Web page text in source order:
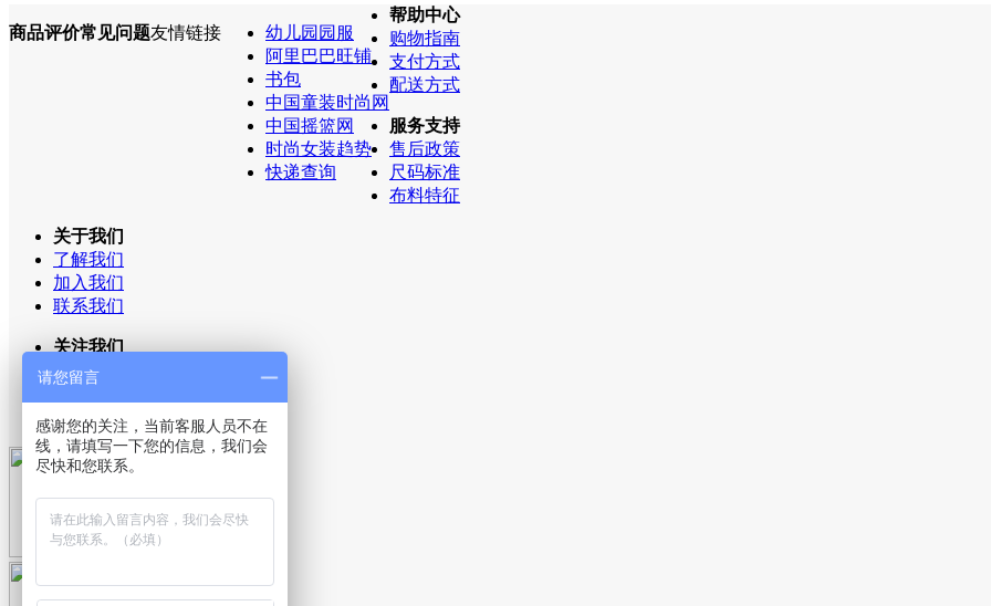
商品评价常见问题友情链接
幼儿园园服
阿里巴巴旺铺
书包
中国童装时尚网
中国摇篮网
时尚女装趋势
快递查询
帮助中心
购物指南
支付方式
配送方式
服务支持
售后政策
尺码标准
布料特征
关于我们
了解我们
加入我们
联系我们
关注我们
新浪微博
官方微信
请您留言
感谢您的关注，当前客服人员不在
线，请填写一下您的信息，我们会
尽快和您联系。